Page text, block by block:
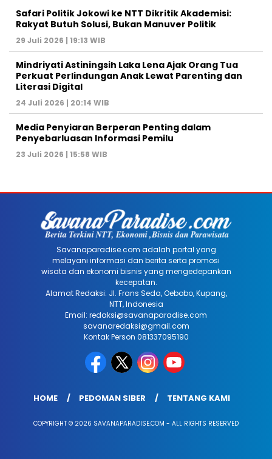
Safari Politik Jokowi ke NTT Dikritik Akademisi:
Rakyat Butuh Solusi, Bukan Manuver Politik
29 Juli 2026 | 19:13 WIB
Mindriyati Astiningsih Laka Lena Ajak Orang Tua
Perkuat Perlindungan Anak Lewat Parenting dan
Literasi Digital
24 Juli 2026 | 20:14 WIB
Media Penyiaran Berperan Penting dalam
Penyebarluasan Informasi Pemilu
23 Juli 2026 | 15:58 WIB
Savanaparadise.com adalah portal yang
melayani informasi dan berita serta promosi
wisata dan ekonomi bisnis yang mengedepankan
kecepatan.
Alamat Redaksi: Jl. Frans Seda, Oebobo, Kupang,
NTT, Indonesia
Email: redaksi@savanaparadise.com
savanaredaksi@gmail.com
Kontak Person 081337095190
HOME PEDOMAN SIBER TENTANG KAMI
COPYRIGHT © 2026 SAVANAPARADISE.COM - ALL RIGHTS RESERVED